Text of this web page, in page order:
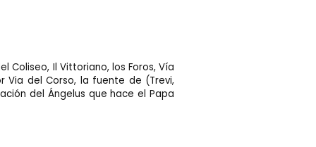
Coliseo, Il Vittoriano, los Foros, Vía
del Corso, la fuente de (Trevi,
del Ángelus que hace el Papa